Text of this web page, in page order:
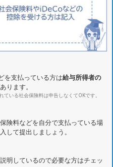
を支払っている方は給与所得者の
ります。
いる社会保険料は申告しなくてOKです。
険料などを自分で支払っている場
して提出しましょう。
明しているので必要な方はチェッ